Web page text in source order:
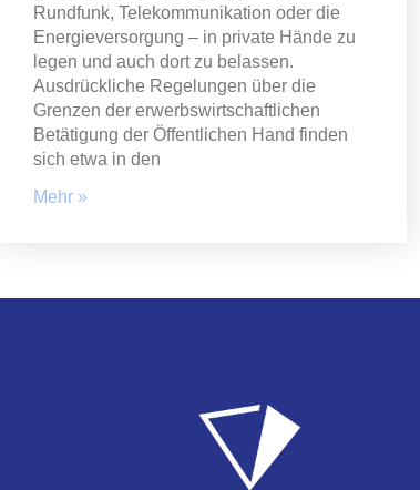
Rundfunk, Telekommunikation oder die
Energieversorgung – in private Hände zu
legen und auch dort zu belassen.
Ausdrückliche Regelungen über die
Grenzen der erwerbswirtschaftlichen
Betätigung der Öffentlichen Hand finden
sich etwa in den
Mehr »